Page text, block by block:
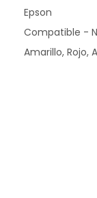
Epson
Compatible -
Amarillo, Rojo,